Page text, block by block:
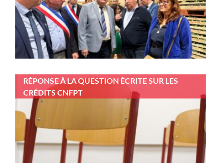
RÉPONSE À LA QUESTION ÉCRITE SUR LES
CRÉDITS CNFPT